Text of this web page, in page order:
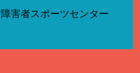
害者スポーツセンター